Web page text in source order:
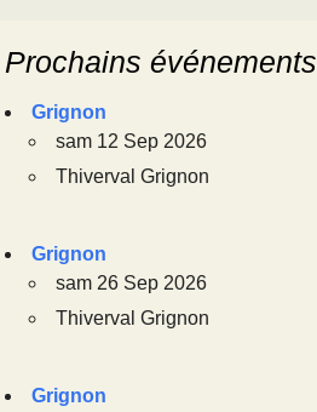
Prochains événements
Grignon
sam 12 Sep 2026
Thiverval Grignon
Grignon
sam 26 Sep 2026
Thiverval Grignon
Grignon